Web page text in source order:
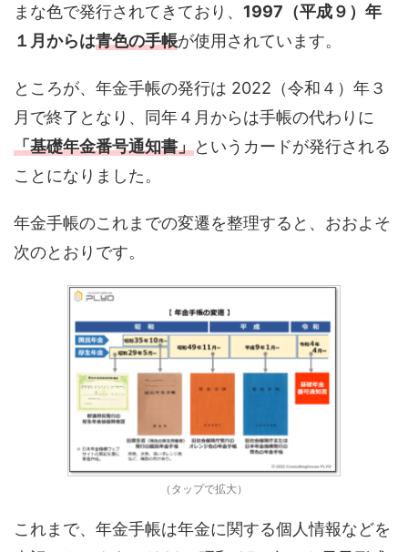
まな色で発行されてきており、 1997（平成９）年
１月からは青色の手帳が使用されています。
ところが、年金手帳の発行は 2022（令和４）年３
月で終了となり、同年４月からは手帳の代わりに
「基礎年金番号通知書」というカードが発行される
ことになりました。
年金手帳のこれまでの変遷を整理すると、おおよそ
次のとおりです。
（タップで拡大）
これまで、年金手帳は年金に関する個人情報などを